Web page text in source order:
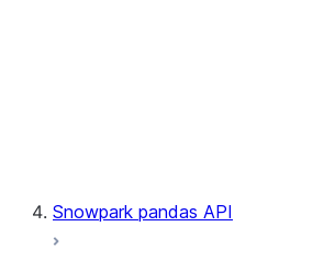
Snowpark pandas API